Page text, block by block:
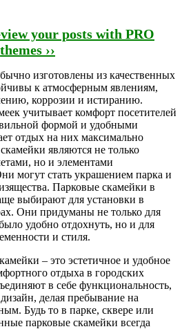
your posts with PRO
themes ››
изготовлены из качественных
к атмосферным явлениям,
коррозии и истиранию.
учитывает комфорт посетителей
формой и удобными
отдых на них максимально
являются не только
но и элементами
могут стать украшением парка и
Парковые скамейки в
выбирают для установки в
Они придуманы не только для
удобно отдохнуть, но и для
и стиля.
– это эстетичное и удобное
отдыха в городских
в себе функциональность,
делая пребывание на
Будь то в парке, сквере или
парковые скамейки всегда